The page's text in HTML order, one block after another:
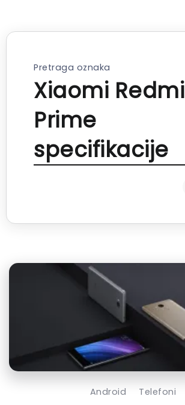
Pretraga oznaka
Xiaomi
Prime
specifikacije
Android Telefoni